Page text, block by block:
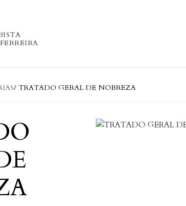
/ TRATADO GERAL DE NOBREZA